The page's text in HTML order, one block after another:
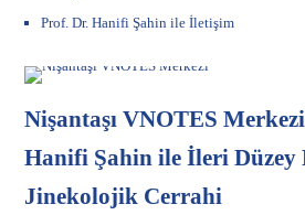
Prof. Dr. Hanifi Şahin ile İletişim
Nişantaşı VNOTES
Hanifi Şahin ile İleri
Jinekolojik Cerrahi